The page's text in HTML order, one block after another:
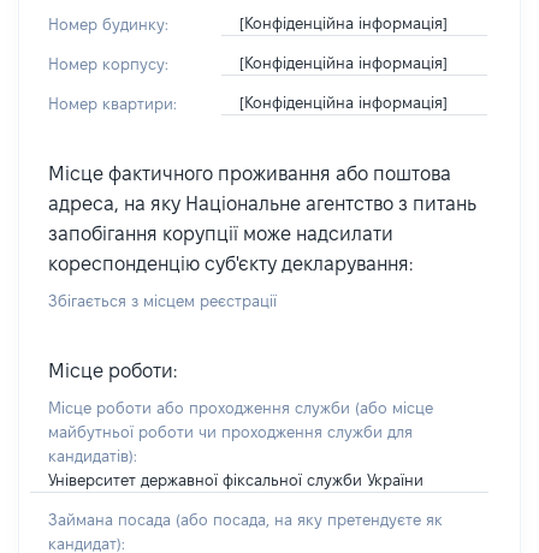
Номер будинку: [Конфіденційна інформація]
Номер корпусу: [Конфіденційна інформація]
Номер квартири: [Конфіденційна інформація]
Місце фактичного проживання або поштова
адреса, на яку Національне агентство з питань
запобігання корупції може надсилати
кореспонденцію суб'єкту декларування:
Збігається з місцем реєстрації
Місце роботи:
Місце роботи або проходження служби (або місце
майбутньої роботи чи проходження служби для
кандидатів):
Університет державної фіксальної служби України
Займана посада (або посада, на яку претендуєте як
кандидат):